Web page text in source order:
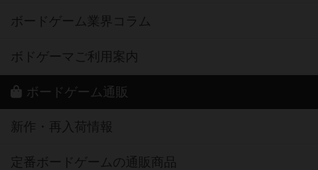
ボードゲーム業界コラム
ボドゲーマご利用案内
ボードゲーム通販
新作・再入荷情報
定番ボードゲームの通販商品